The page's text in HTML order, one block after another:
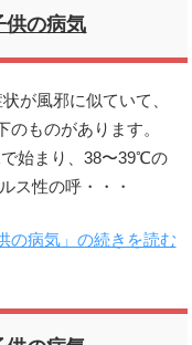
供の病気
が風邪に似ていて、
ものがあります。
始まり、38〜39℃の
ス性の呼・・・
の病気」の続きを読む